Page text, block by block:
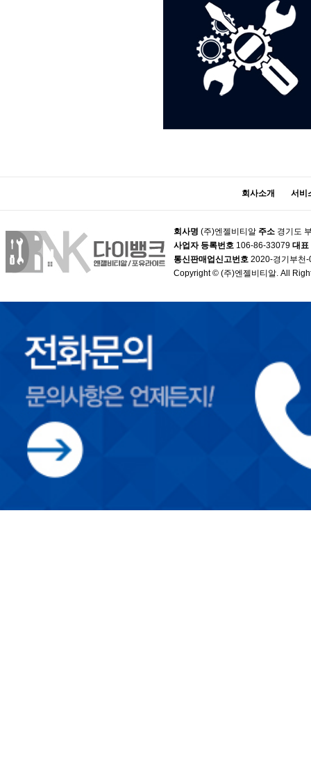
회사소개 서비
회사명 (주)엔젤비티알 주소 경기도
사업자 등록번호 106-86-33079 대표
통신판매업신고번호 2020-경기부천
Copyright © (주)엔젤비티알. All